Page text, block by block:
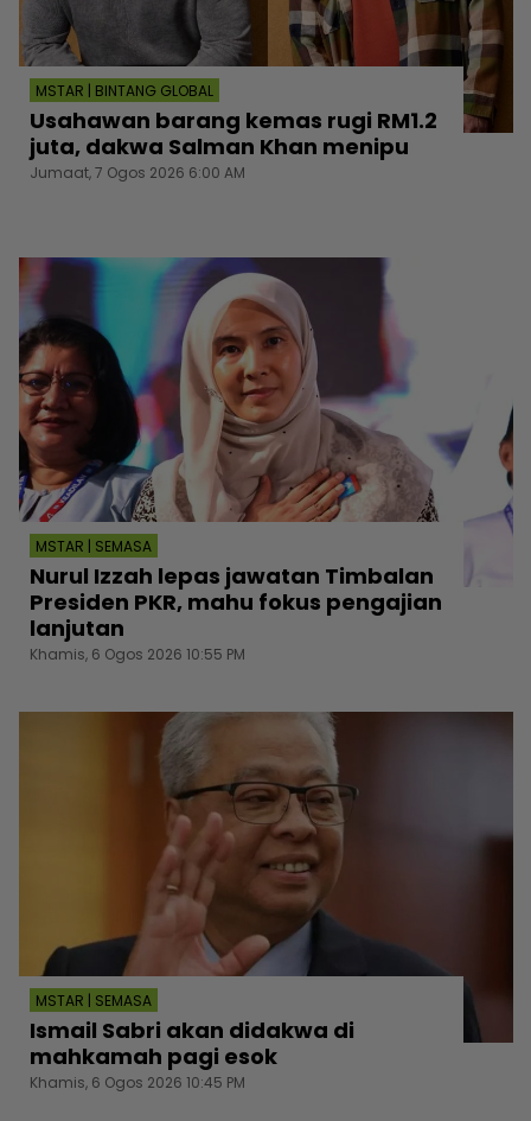
MSTAR | BINTANG GLOBAL
Usahawan barang kemas rugi RM1.2
juta, dakwa Salman Khan menipu
Jumaat, 7 Ogos 2026 6:00 AM
MSTAR | SEMASA
Nurul Izzah lepas jawatan Timbalan
Presiden PKR, mahu fokus pengajian
lanjutan
Khamis, 6 Ogos 2026 10:55 PM
MSTAR | SEMASA
Ismail Sabri akan didakwa di
mahkamah pagi esok
Khamis, 6 Ogos 2026 10:45 PM